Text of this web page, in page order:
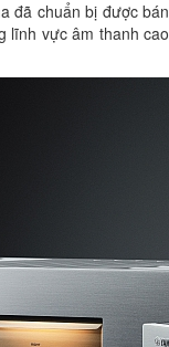
đã chuẩn bị được bán
lĩnh vực âm thanh cao